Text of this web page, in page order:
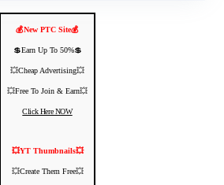
💰New PTC Site💰
💲Earn Up To 50%💲
💥Cheap Advertising💥
💥Free To Join & Earn💥
Click Here NOW
💥YT Thumbnails💥
💥Create Them Free💥